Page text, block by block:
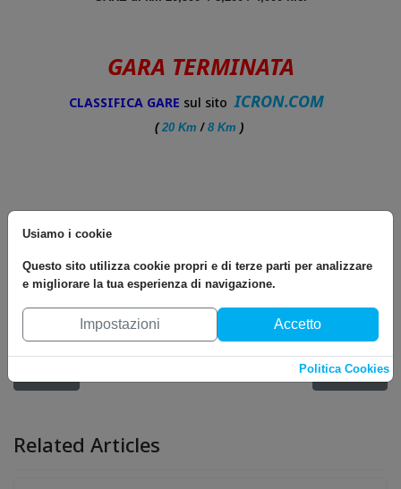
GARA TERMINATA
CLASSIFICA GARE sul sito ICRON.COM
( 20 Km / 8 Km )
Articolo precedente: Cantalupo-Rieti: 2^ Ed. Lunghissimo di
Articolo
Avanti
Related Articles
Usiamo i cookie
Questo sito utilizza cookie propri e di terze parti per analizzare
e migliorare la tua esperienza di navigazione.
Impostazioni Accetto
Politica Cookies